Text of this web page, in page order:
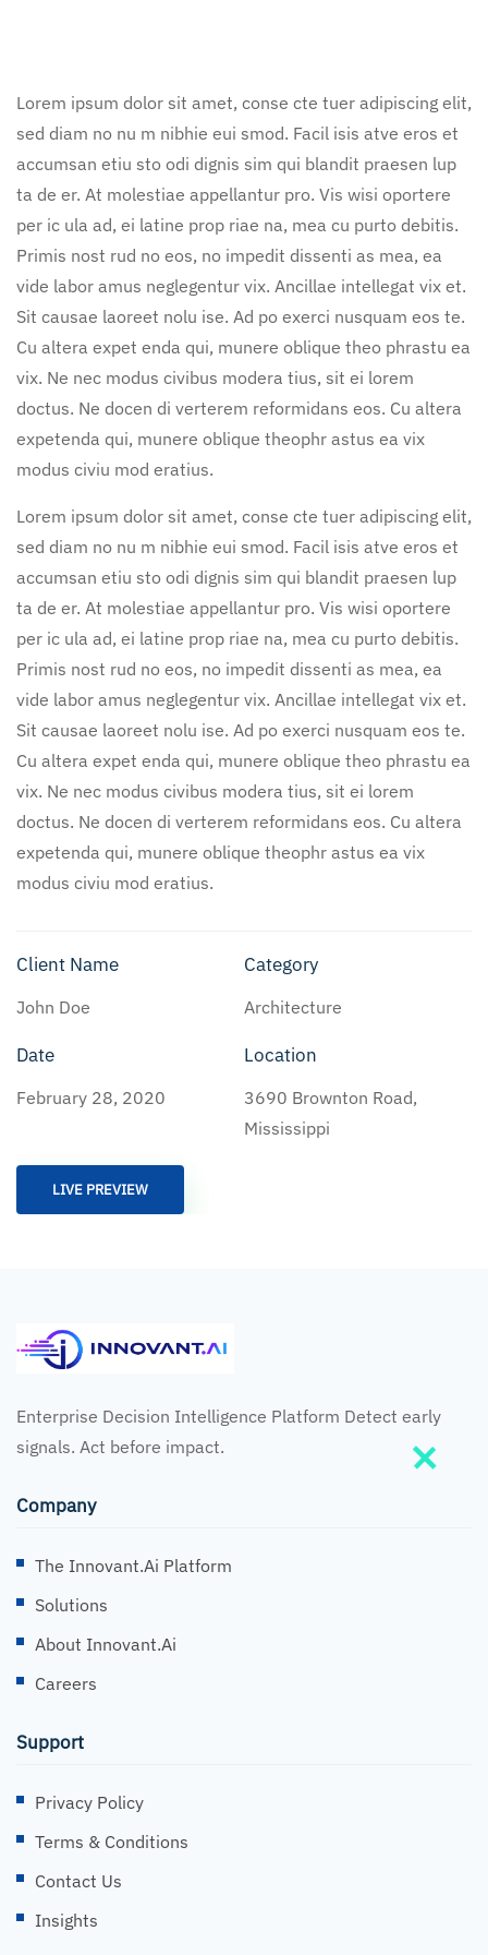
Lorem ipsum dolor sit amet, conse cte tuer adipiscing elit,
sed diam no nu m nibhie eui smod. Facil isis atve eros et
accumsan etiu sto odi dignis sim qui blandit praesen lup
ta de er. At molestiae appellantur pro. Vis wisi oportere
per ic ula ad, ei latine prop riae na, mea cu purto debitis.
Primis nost rud no eos, no impedit dissenti as mea, ea
vide labor amus neglegentur vix. Ancillae intellegat vix et.
Sit causae laoreet nolu ise. Ad po exerci nusquam eos te.
Cu altera expet enda qui, munere oblique theo phrastu ea
vix. Ne nec modus civibus modera tius, sit ei lorem
doctus. Ne docen di verterem reformidans eos. Cu altera
expetenda qui, munere oblique theophr astus ea vix
modus civiu mod eratius.
Lorem ipsum dolor sit amet, conse cte tuer adipiscing elit,
sed diam no nu m nibhie eui smod. Facil isis atve eros et
accumsan etiu sto odi dignis sim qui blandit praesen lup
ta de er. At molestiae appellantur pro. Vis wisi oportere
per ic ula ad, ei latine prop riae na, mea cu purto debitis.
Primis nost rud no eos, no impedit dissenti as mea, ea
vide labor amus neglegentur vix. Ancillae intellegat vix et.
Sit causae laoreet nolu ise. Ad po exerci nusquam eos te.
Cu altera expet enda qui, munere oblique theo phrastu ea
vix. Ne nec modus civibus modera tius, sit ei lorem
doctus. Ne docen di verterem reformidans eos. Cu altera
expetenda qui, munere oblique theophr astus ea vix
modus civiu mod eratius.
Client Name
John Doe
Category
Architecture
Date
February 28, 2020
Location
3690 Brownton Road,
Mississippi
LIVE PREVIEW
Enterprise Decision Intelligence Platform Detect early
signals. Act before impact.
Company
The Innovant.ai Platform
Solutions
About Innovant.ai
Careers
Support
Privacy Policy
Terms & Conditions
Contact Us
Insights